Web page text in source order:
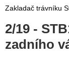
Zakladač trávníku
2/19 -
zadního